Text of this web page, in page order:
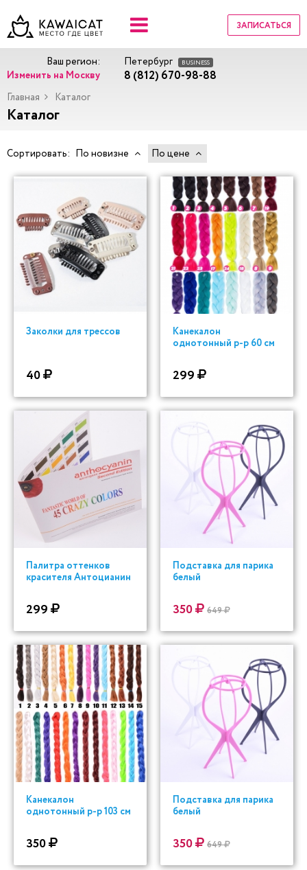
ЗАПИСАТЬСЯ
Ваш регион:
Изменить на Москву
Петербург BUSINESS
8 (812) 670-98-88
Главная Каталог
Каталог
Сортировать: По новизне По цене
Заколки для трессов
40
Канекалон
однотонный р-р 60 см
299
Палитра оттенков
красителя Антоцианин
299
Подставка для парика
белый
350 649
Канекалон
однотонный р-р 103 см
350
Подставка для парика
белый
350 649